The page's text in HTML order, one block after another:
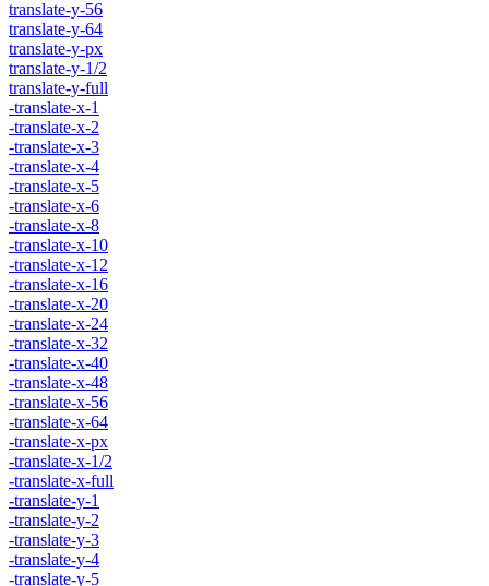
translate-y-56
translate-y-64
translate-y-px
translate-y-1/2
translate-y-full
-translate-x-1
-translate-x-2
-translate-x-3
-translate-x-4
-translate-x-5
-translate-x-6
-translate-x-8
-translate-x-10
-translate-x-12
-translate-x-16
-translate-x-20
-translate-x-24
-translate-x-32
-translate-x-40
-translate-x-48
-translate-x-56
-translate-x-64
-translate-x-px
-translate-x-1/2
-translate-x-full
-translate-y-1
-translate-y-2
-translate-y-3
-translate-y-4
-translate-y-5